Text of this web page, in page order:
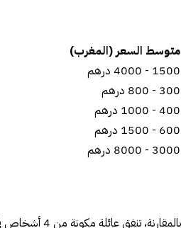
متوسط السعر (المغرب)
1500 - 4000 درهم
300 - 800 درهم
400 - 1000 درهم
600 - 1500 درهم
3000 - 8000 درهم